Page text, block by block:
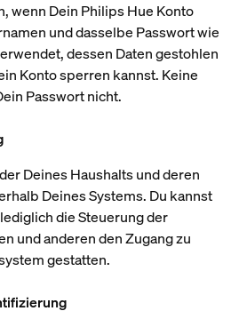
wenn Dein Philips Hue Konto
und dasselbe Passwort wie
dessen Daten gestohlen
Konto sperren kannst. Keine
Passwort nicht.
Deines Haushalts und deren
Deines Systems. Du kannst
die Steuerung der
und anderen den Zugang zu
gestatten.